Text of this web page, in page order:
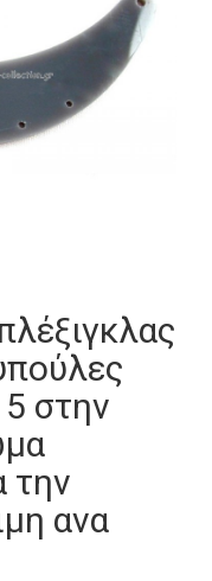
5 στην
την
ανα